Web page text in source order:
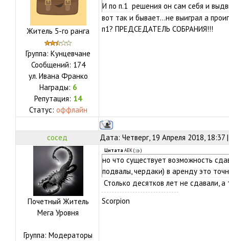
Житель 5-го ранга
Группа: Кунцевчане
Сообщений: 174
ул. Ивана Франко
Награды: 6
Репутация: 14
Статус: оффлайн
И по п.1 решения он сам себя и
вот так и бывает...не выиграл а
п1? ПРЕДСЕДАТЕЛЬ СОБРАНИЯ!!!
сосед Дата: Четверг, 19 Апреля 2018,
Почетный Житель
Мега Уровня
Группа: Модераторы
Цитата АЕК( )
но что существует возможность
подвалы, чердаки) в аренду это
Столько десятков лет не сдавали,
Scorpion